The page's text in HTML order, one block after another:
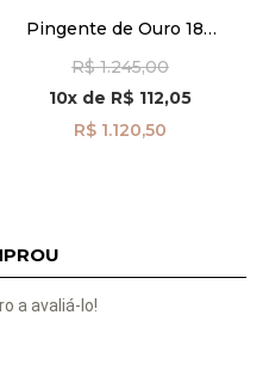
Pingente de Ouro 18k
Rodinada pi24508
R$ 1.245,00
10x de R$ 112,05
R$ 1.120,50
a avaliá-lo!